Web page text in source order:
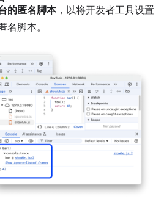
的匿名脚本，以将开发者工具设置
名脚本。